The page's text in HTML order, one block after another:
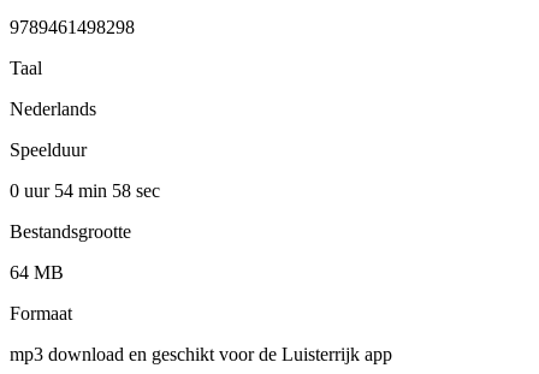
9789461498298
Taal
Nederlands
Speelduur
0 uur 54 min 58 sec
Bestandsgrootte
64 MB
Formaat
mp3 download en geschikt voor de Luisterrijk app